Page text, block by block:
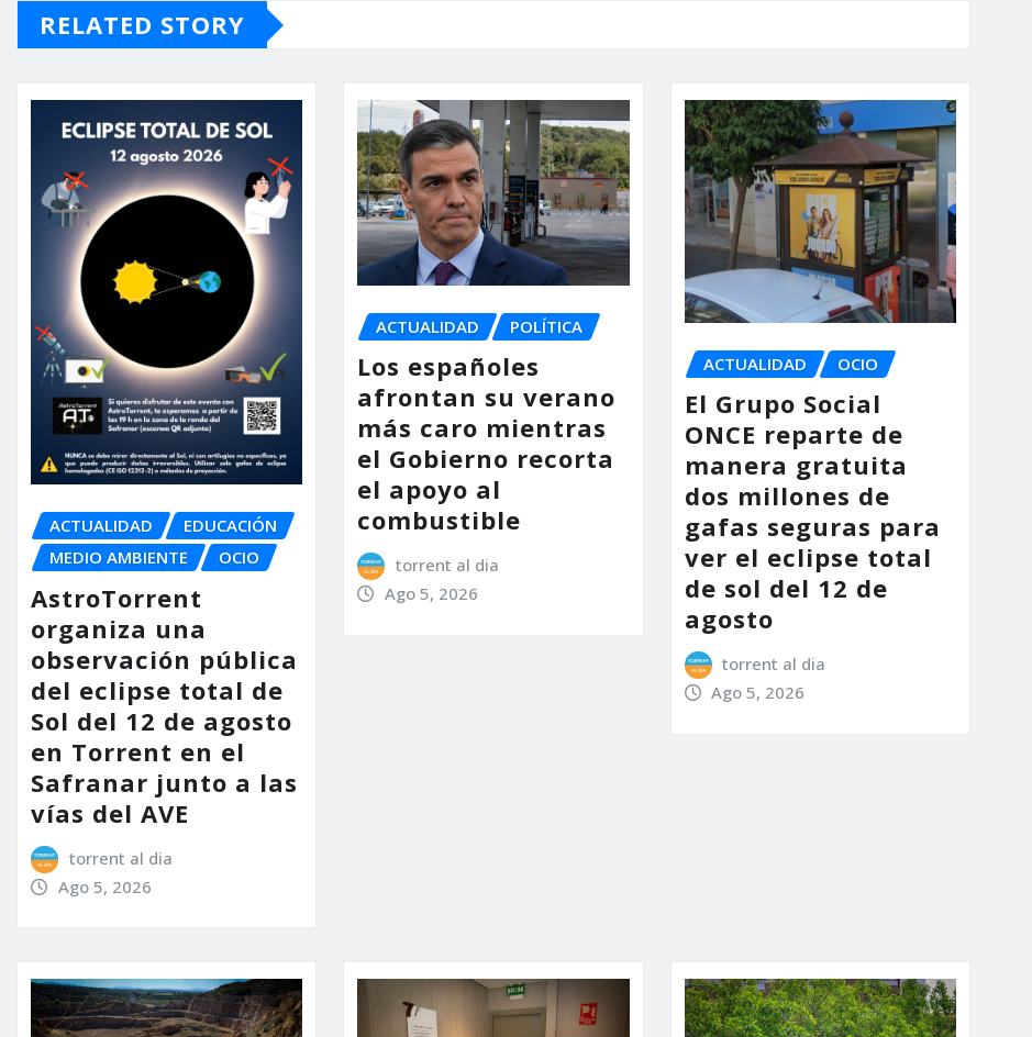
RELATED STORY
ACTUALIDAD
EDUCACIÓN
MEDIO AMBIENTE
OCIO
AstroTorrent
organiza una
observación pública
del eclipse total de
Sol del 12 de agosto
en Torrent en el
Safranar junto a las
vías del AVE
torrent al dia
Ago 5, 2026
ACTUALIDAD POLÍTICA
Los españoles
afrontan su verano
más caro mientras
el Gobierno recorta
el apoyo al
combustible
torrent al dia
Ago 5, 2026
ACTUALIDAD OCIO
El Grupo Social
ONCE reparte de
manera gratuita
dos millones de
gafas seguras para
ver el eclipse total
de sol del 12 de
agosto
torrent al dia
Ago 5, 2026